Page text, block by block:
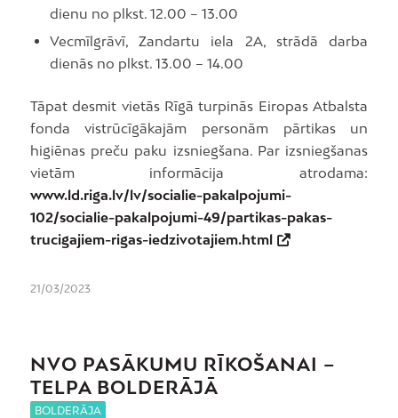
dienu no plkst. 12.00 – 13.00
Vecmīlgrāvī, Zandartu iela 2A, strādā darba
dienās no plkst. 13.00 – 14.00
Tāpat desmit vietās Rīgā turpinās Eiropas Atbalsta
fonda vistrūcīgākajām personām pārtikas un
higiēnas preču paku izsniegšana. Par izsniegšanas
vietām informācija atrodama:
www.ld.riga.lv/lv/socialie-pakalpojumi-
102/socialie-pakalpojumi-49/partikas-pakas-
trucigajiem-rigas-iedzivotajiem.html
21/03/2023
NVO PASĀKUMU RĪKOŠANAI –
TELPA BOLDERĀJĀ
BOLDERĀJA